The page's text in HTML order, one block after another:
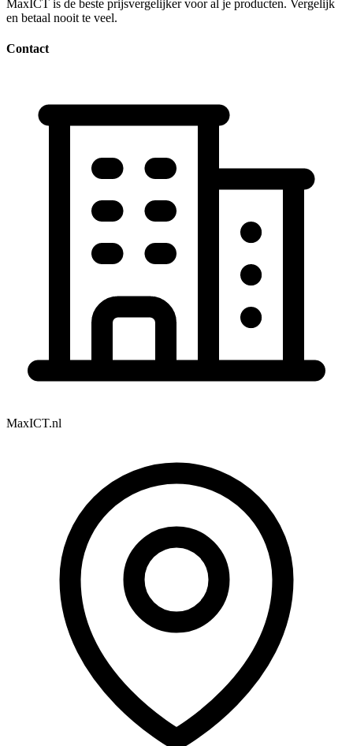
MaxICT is de beste prijsvergelijker voor al je producten. Vergelijk
en betaal nooit te veel.
Contact
MaxICT.nl